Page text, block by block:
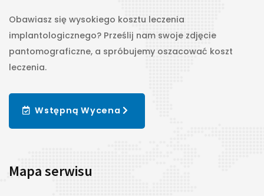
Obawiasz się wysokiego kosztu leczenia
implantologicznego? Prześlij nam swoje zdjęcie
pantomograficzne, a spróbujemy oszacować koszt
leczenia.
Wstępną Wycena
Mapa serwisu